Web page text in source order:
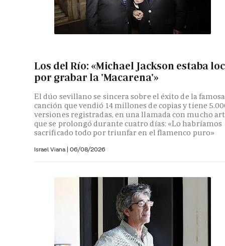
Los del Río: «Michael Jackson estaba
por grabar la 'Macarena'»
El dúo sevillano se sincera sobre el éxito de la famosa
canción que vendió 14 millones de copias y tiene
versiones registradas, en una llamada con mucho
que se prolongó durante cuatro días: «Lo habríamos
sacrificado todo por triunfar en el flamenco puro»
Israel Viana | 06/08/2026